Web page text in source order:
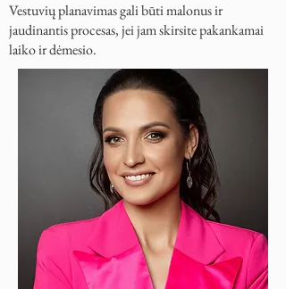
Vestuvių planavimas gali būti malonus ir
jaudinantis procesas, jei jam skirsite pakankamai
laiko ir dėmesio.